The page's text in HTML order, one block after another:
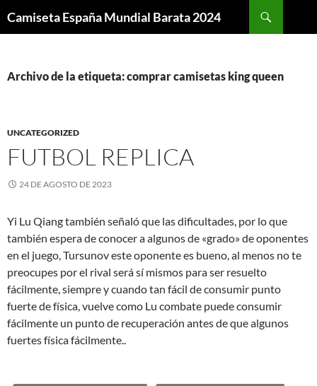
Camiseta España Mundial Barata 2024
Archivo de la etiqueta: comprar camisetas king queen
UNCATEGORIZED
FUTBOL REPLICA
24 DE AGOSTO DE 2023
Yi Lu Qiang también señaló que las dificultades, por lo que
también espera de conocer a algunos de «grado» de oponentes
en el juego, Tursunov este oponente es bueno, al menos no te
preocupes por el rival será sí mismos para ser resuelto
fácilmente, siempre y cuando tan fácil de consumir punto
fuerte de física, vuelve como Lu combate puede consumir
fácilmente un punto de recuperación antes de que algunos
fuertes física fácilmente..